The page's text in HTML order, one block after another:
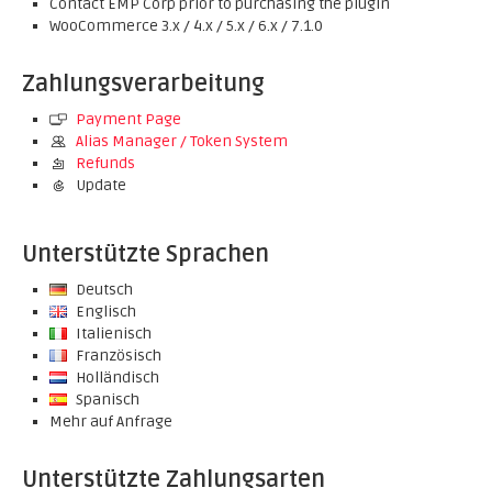
Contact EMP Corp prior to purchasing the plugin
WooCommerce 3.x / 4.x / 5.x / 6.x / 7.1.0
Zahlungsverarbeitung
Payment Page
Alias Manager / Token System
Refunds
Update
Unterstützte Sprachen
Deutsch
Englisch
Italienisch
Französisch
Holländisch
Spanisch
Mehr auf Anfrage
Unterstützte Zahlungsarten